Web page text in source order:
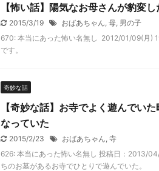
【怖い話】陽気なお母さんが豹変
2015/3/19 おばあちゃん 母 男の子
670: 本当にあった怖い名無し 2012/01/09(月)
です。
奇妙な話
【奇妙な話】お寺でよく遊んでい
なっていた
2015/2/23 おばあちゃん 寺
626: 本当にあった怖い名無し 投稿日：2013/
ちのお墓があるお寺でひとりで遊んでいた。